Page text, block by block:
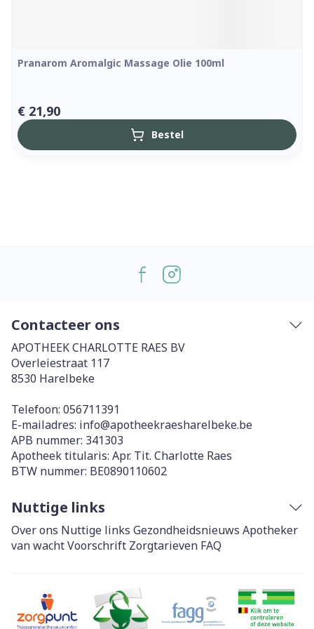
Pranarom Aromalgic Massage Olie 100ml
€ 21,90
Bestel
Contacteer ons
APOTHEEK CHARLOTTE RAES BV
Overleiestraat 117
8530 Harelbeke
Telefoon: 056711391
E-mailadres: info@apotheekraesharelbeke.be
APB nummer: 341303
Apotheek titularis: Apr. Tit. Charlotte Raes
BTW nummer: BE0890110602
Nuttige links
Over ons Nuttige links Gezondheidsnieuws Apotheker
van wachtVoorschrift Zorgtarieven FAQ